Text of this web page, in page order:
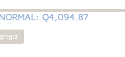
Q4,094.87